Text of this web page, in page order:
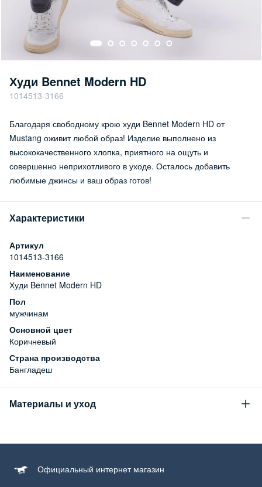
Худи Bennet Modern HD
1014513-3166
Благодаря свободному крою худи Bennet Modern HD от
Mustang оживит любой образ! Изделие выполнено из
высококачественного хлопка, приятного на ощуть и
совершенно неприхотливого в уходе. Осталось добавить
любимые джинсы и ваш образ готов!
Характеристики
Артикул
1014513-3166
Наименование
Худи Bennet Modern HD
Пол
мужчинам
Основной цвет
Коричневый
Страна производства
Бангладеш
Материалы и уход
100% хлопок
Бережная стирка при температуре не более 30С, химчистка
Официальный интернет магазин